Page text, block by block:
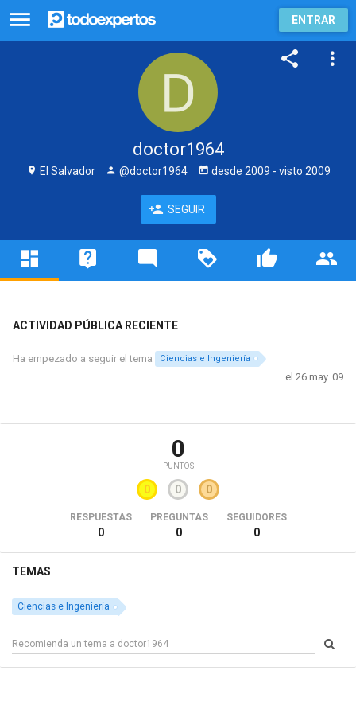
ENTRAR
doctor1964
El Salvador @doctor1964 desde 2009 - visto 2009
SEGUIR
ACTIVIDAD PÚBLICA RECIENTE
Ha empezado a seguir el tema Ciencias e Ingeniería
el 26 may. 09
0
PUNTOS
0 0 0
RESPUESTAS
0
PREGUNTAS
0
SEGUIDORES
0
TEMAS
Ciencias e Ingeniería